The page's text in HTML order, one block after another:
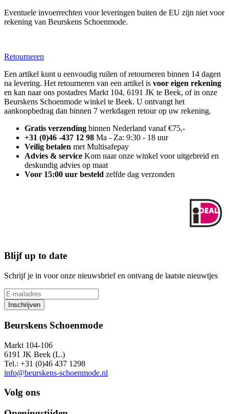
Eventuele invoerrechten voor leveringen buiten de EU zijn niet voor
rekening van Beurskens Schoenmode.
Retourneren
Een artikel kunt u eenvoudig ruilen of retourneren binnen 14 dagen
na levering. Het retourneren van een artikel is voor eigen rekening
en kan naar ons postadres Markt 104, 6191 JK te Beek, of in onze
Beurskens Schoenmode winkel te Beek. U ontvangt het
aankoopbedrag dan binnen 7 werkdagen retour op uw rekening.
Gratis verzending binnen Nederland vanaf €75,-
+31 (0)46 -437 12 98 Ma - Za: 9:30 - 18 uur
Veilig betalen met Multisafepay
Advies & service Kom naar onze winkel voor uitgebreid en
deskundig advies op maat
Voor 15:00 uur besteld zelfde dag verzonden
Blijf up to date
Schrijf je in voor onze nieuwsbrief en ontvang de laatste nieuwtjes
Inschrijven
Beurskens Schoenmode
Markt 104-106
6191 JK Beek (L.)
Tel.: +31 (0)46 437 1298
info@beurskens-schoenmode.nl
Volg ons